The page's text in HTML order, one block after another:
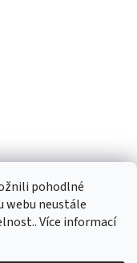
pohodlné
webu neustále
Více informací